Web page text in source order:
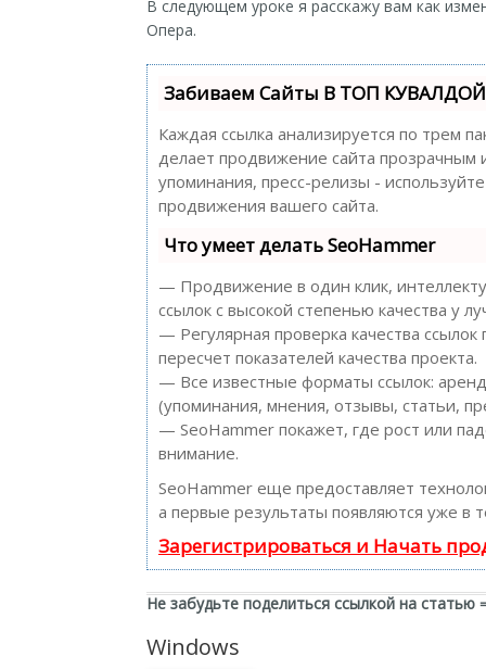
В следующем уроке я расскажу вам как
Опера.
Забиваем Сайты В ТОП КУВАЛДОЙ
Каждая ссылка анализируется по трем
делает продвижение сайта прозрачным
упоминания, пресс-релизы -
продвижения вашего сайта.
Что умеет делать SeoHammer
— Продвижение в один клик,
ссылок с высокой степенью качества у
— Регулярная проверка качества
пересчет показателей качества проекта.
— Все известные форматы ссылок:
(упоминания, мнения, отзывы, статьи,
— SeoHammer покажет, где рост или
внимание.
SeoHammer еще предоставляет
а первые результаты появляются уже в
Зарегистрироваться и Начать
Не забудьте поделиться ссылкой на статью
Windows